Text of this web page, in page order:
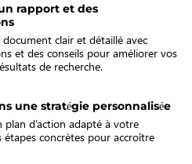
rapport et des
clair et détaillé avec
et des conseils pour améliorer vos
de recherche.
une stratégie personnalisée
d’action adapté à votre
étapes concrètes pour accroître